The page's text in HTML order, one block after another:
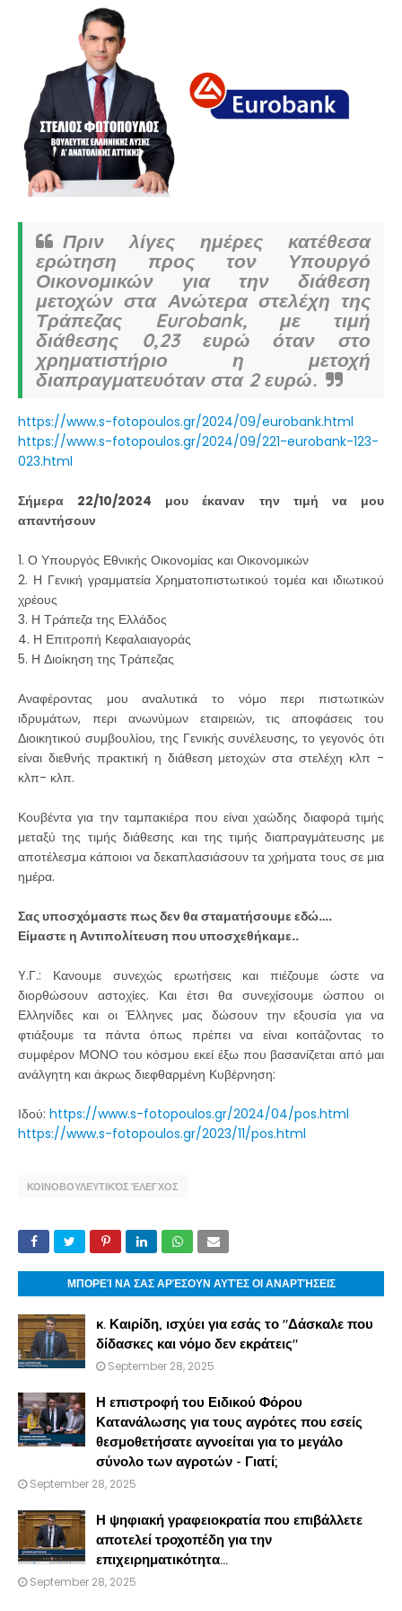
Πριν λίγες ημέρες κατέθεσα
ερώτηση προς τον Υπουργό
Οικονομικών για την διάθεση
μετοχών στα Ανώτερα στελέχη της
Τράπεζας Eurobank, με τιμή
διάθεσης 0,23 ευρώ όταν στο
χρηματιστήριο η μετοχή
διαπραγματευόταν στα 2 ευρώ.
https://www.s-fotopoulos.gr/2024/09/eurobank.html
https://www.s-fotopoulos.gr/2024/09/221-eurobank-123-
023.html
Σήμερα 22/10/2024 μου έκαναν την τιμή να μου
απαντήσουν
1. Ο Υπουργός Εθνικής Οικονομίας και Οικονομικών
2. Η Γενική γραμματεία Χρηματοπιστωτικού τομέα και ιδιωτικού
χρέους
3. Η Τράπεζα της Ελλάδος
4. Η Επιτροπή Κεφαλαιαγοράς
5. Η Διοίκηση της Τράπεζας
Αναφέροντας μου αναλυτικά το νόμο περι πιστωτικών
ιδρυμάτων, περι ανωνύμων εταιρειών, τις αποφάσεις του
Διοικητικού συμβουλίου, της Γενικής συνέλευσης, το γεγονός ότι
είναι διεθνής πρακτική η διάθεση μετοχών στα στελέχη κλπ -
κλπ- κλπ.
Κουβέντα για την ταμπακιέρα που είναι χαώδης διαφορά τιμής
μεταξύ της τιμής διάθεσης και της τιμής διαπραγμάτευσης με
αποτέλεσμα κάποιοι να δεκαπλασιάσουν τα χρήματα τους σε μια
ημέρα.
Σας υποσχόμαστε πως δεν θα σταματήσουμε εδώ….
Είμαστε η Αντιπολίτευση που υποσχεθήκαμε..
Y.Γ.: Κανουμε συνεχώς ερωτήσεις και πιέζουμε ώστε να
διορθώσουν αστοχίες. Και έτσι θα συνεχίσουμε ώσπου οι
Ελληνίδες και οι Έλληνες μας δώσουν την εξουσία για να
φτιάξουμε τα πάντα όπως πρέπει να είναι κοιτάζοντας το
συμφέρον ΜΟΝΟ του κόσμου εκεί έξω που βασανίζεται από μαι
ανάλγητη και άκρως διεφθαρμένη Κυβέρνηση:
Ιδού: https://www.s-fotopoulos.gr/2024/04/pos.html
https://www.s-fotopoulos.gr/2023/11/pos.html
ΚΟΙΝΟΒΟΥΛΕΥΤΙΚΌΣ ΈΛΕΓΧΟΣ
ΜΠΟΡΕΊ ΝΑ ΣΑΣ ΑΡΈΣΟΥΝ ΑΥΤΈΣ ΟΙ ΑΝΑΡΤΉΣΕΙΣ
κ. Καιρίδη, ισχύει για εσάς το "Δάσκαλε που
δίδασκες και νόμο δεν εκράτεις"
September 28, 2025
Η επιστροφή του Ειδικού Φόρου
Κατανάλωσης για τους αγρότες που εσείς
θεσμοθετήσατε αγνοείται για το μεγάλο
σύνολο των αγροτών - Γιατί;
September 28, 2025
Η ψηφιακή γραφειοκρατία που επιβάλλετε
αποτελεί τροχοπέδη για την
επιχειρηματικότητα...
September 28, 2025